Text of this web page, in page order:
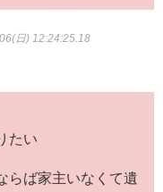
日) 12:24:25.18
たい
らば家主いなくて遺